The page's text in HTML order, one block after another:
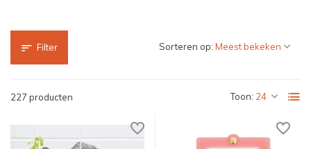
Filter
227 producten Toon:
Sorteren op: